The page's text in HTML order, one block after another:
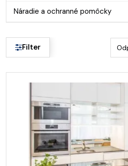
Náradie a ochranné pomôcky
Filter